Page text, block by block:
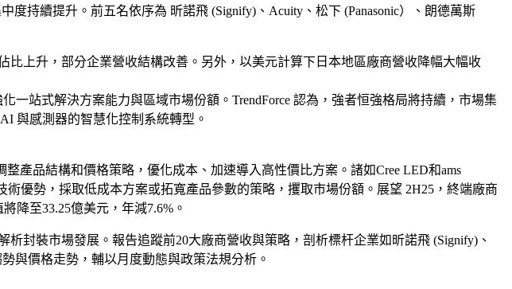
度持續提升。前五名依序為 昕諾飛 (Signify)、Acuity、松下 (Panasonic）、朗德萬斯
比上升，部分企業營收結構改善。另外，以美元計算下日本地區廠商營收降幅大幅收
站式解決方案能力與區域市場份額。TrendForce 認為，強者恒強格局將持續，市場集
與感測器的智慧化控制系統轉型。
產品結構和價格策略，優化成本、加速導入高性價比方案。諸如Cree LED和ams
優勢，採取低成本方案或拓寬產品參數的策略，攫取市場份額。展望 2H25，終端廠商
降至33.25億美元，年減7.6%。
封裝市場發展。報告追蹤前20大廠商營收與策略，剖析標杆企業如昕諾飛 (Signify)、
與價格走勢，輔以月度動態與政策法規分析。